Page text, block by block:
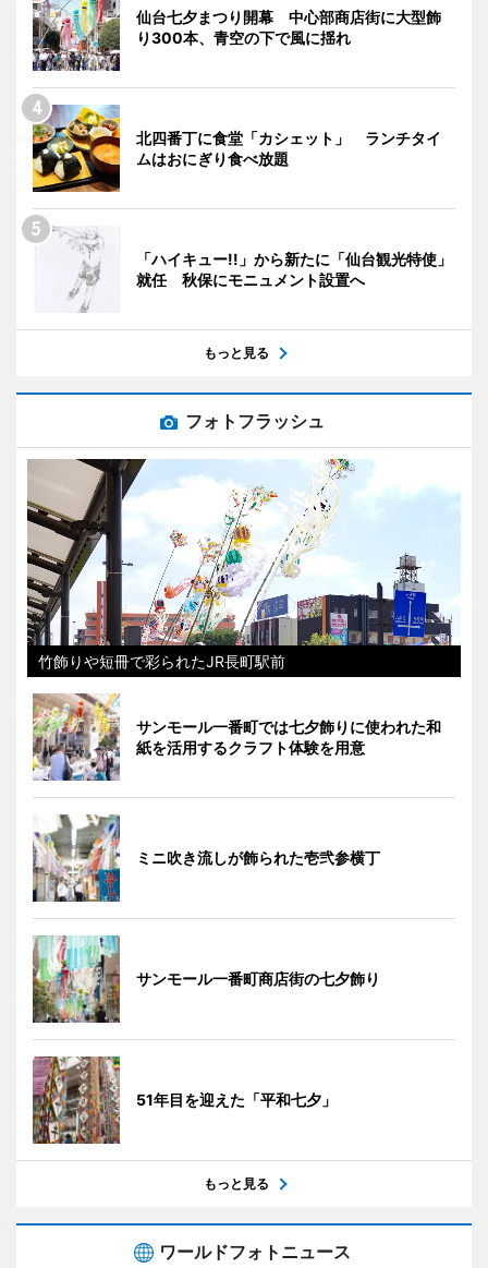
仙台七夕まつり開幕 中心部商店街に大型飾
り300本、青空の下で風に揺れ
北四番丁に食堂「カシェット」 ランチタイ
ムはおにぎり食べ放題
「ハイキュー!!」から新たに「仙台観光特使」
就任 秋保にモニュメント設置へ
もっと見る
フォトフラッシュ
竹飾りや短冊で彩られたJR長町駅前
サンモール一番町では七夕飾りに使われた和
紙を活用するクラフト体験を用意
ミニ吹き流しが飾られた壱弐参横丁
サンモール一番町商店街の七夕飾り
51年目を迎えた「平和七夕」
もっと見る
ワールドフォトニュース